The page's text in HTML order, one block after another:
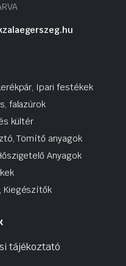
Ipari festékek
falazúrok
kültér
Tömítő anyagok
Anyagok
Kiegészítők
tájékoztató